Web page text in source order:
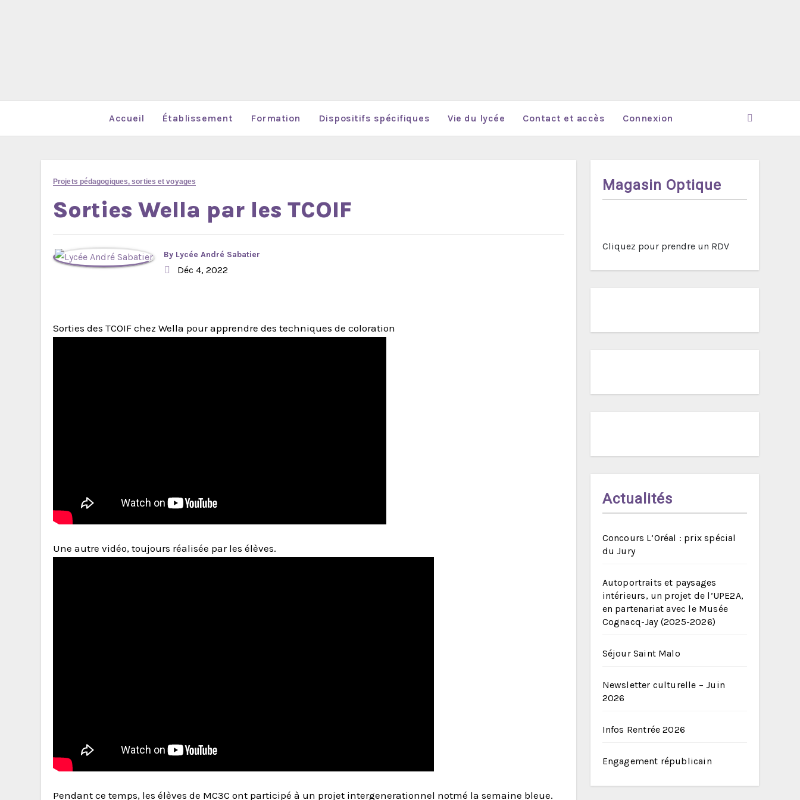
Accueil Établissement Formation Dispositifs spécifiques Vie du lycée Contact et accès Connexion
Projets pédagogiques, sorties et voyages
Sorties Wella par les TCOIF
By Lycée André Sabatier
Déc 4, 2022
Sorties des TCOIF chez Wella pour apprendre des techniques de coloration
Une autre vidéo, toujours réalisée par les élèves.
Pendant ce temps, les élèves de MC3C ont participé à un projet intergenerationnel notmé la semaine bleue.
Magasin Optique
Cliquez pour prendre un RDV
Actualités
Concours L’Oréal : prix spécial
du Jury
Autoportraits et paysages
intérieurs, un projet de l’UPE2A,
en partenariat avec le Musée
Cognacq-Jay (2025-2026)
Séjour Saint Malo
Newsletter culturelle – Juin
2026
Infos Rentrée 2026
Engagement républicain